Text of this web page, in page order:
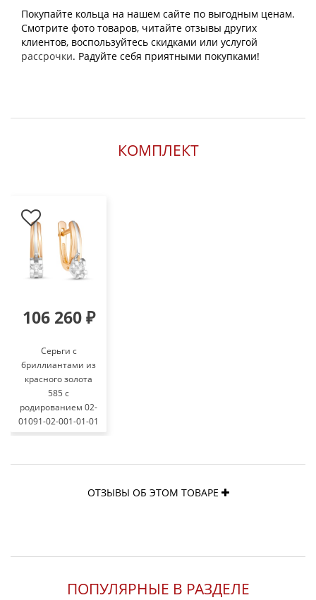
Покупайте кольца на нашем сайте по выгодным ценам.
Смотрите фото товаров, читайте отзывы других
клиентов, воспользуйтесь скидками или услугой
рассрочки. Радуйте себя приятными покупками!
КОМПЛЕКТ
106 260 ₽
Серьги с
бриллиантами из
красного золота
585 с
родированием 02-
01091-02-001-01-01
ОТЗЫВЫ ОБ ЭТОМ ТОВАРЕ
ПОПУЛЯРНЫЕ В РАЗДЕЛЕ